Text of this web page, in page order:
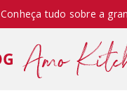
Conheça tudo sobre a